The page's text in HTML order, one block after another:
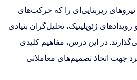
زیربنایی‌ای را که حرکت‌های
ژئوپلیتیک، تحلیل‌گران بنیادی
در این درس، مفاهیم کلیدی
جهت اتخاذ تصمیم‌های معاملاتی